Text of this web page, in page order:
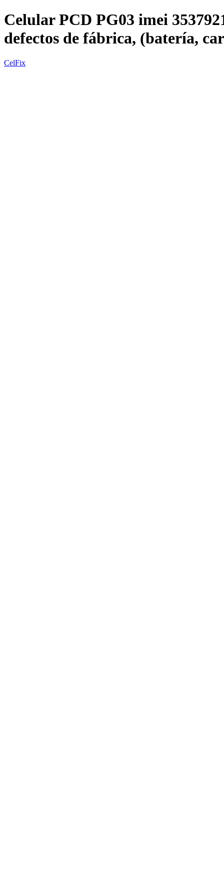
Celular PCD PG03 imei
defectos de fábrica, (batería,
CelFix